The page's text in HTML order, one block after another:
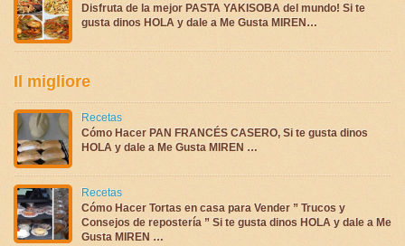
Disfruta de la mejor PASTA YAKISOBA del mundo! Si te
gusta dinos HOLA y dale a Me Gusta MIREN…
Il migliore
Recetas
Cómo Hacer PAN FRANCÉS CASERO, Si te gusta dinos
HOLA y dale a Me Gusta MIREN …
Recetas
Cómo Hacer Tortas en casa para Vender ” Trucos y
Consejos de repostería ” Si te gusta dinos HOLA y dale a Me
Gusta MIREN …